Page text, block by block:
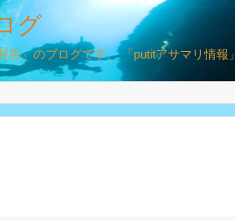
グ
」のブログです。 「putitアサマリ情報」